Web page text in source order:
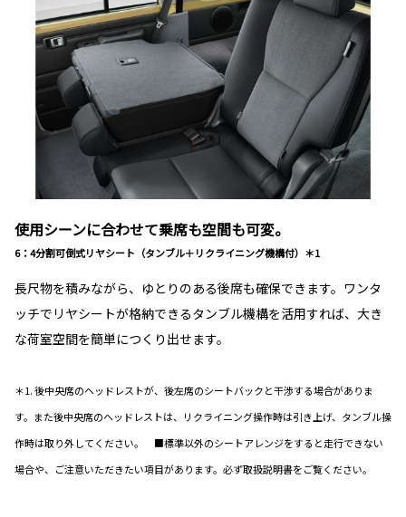
使用シーンに合わせて乗席も空間も可変。
6：4分割可倒式リヤシート（タンブル＋リクライニング機構付）＊1
長尺物を積みながら、ゆとりのある後席も確保できます。ワンタ
ッチでリヤシートが格納できるタンブル機構を活用すれば、大き
な荷室空間を簡単につくり出せます。
＊1. 後中央席のヘッドレストが、後左席のシートバックと干渉する場合がありま
す。また後中央席のヘッドレストは、リクライニング操作時は引き上げ、タンブル操
作時は取り外してください。 ■標準以外のシートアレンジをすると走行できない
場合や、ご注意いただきたい項目があります。必ず取扱説明書をご覧ください。